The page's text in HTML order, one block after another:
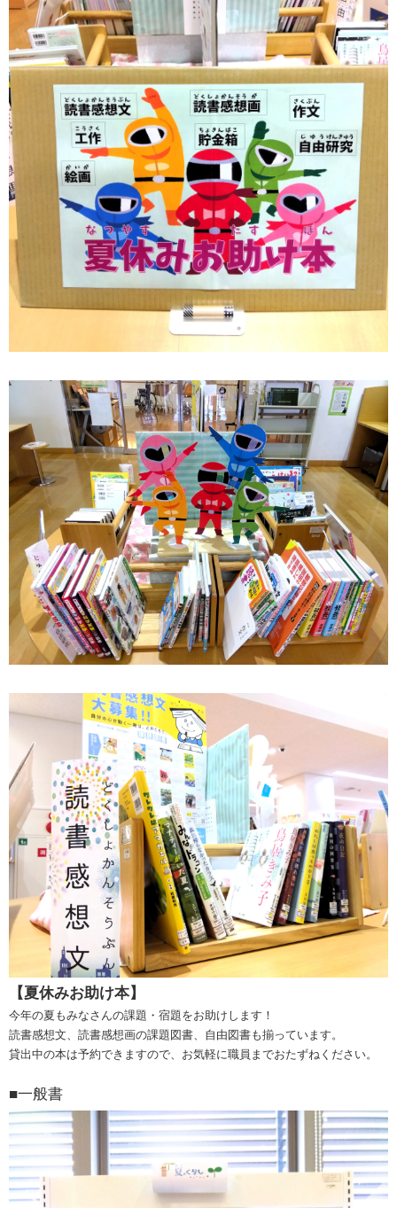
【夏休みお助け本】
今年の夏もみなさんの課題・宿題をお助けします！
読書感想文、読書感想画の課題図書、自由図書も揃っています。
貸出中の本は予約できますので、お気軽に職員までおたずねください。
■一般書